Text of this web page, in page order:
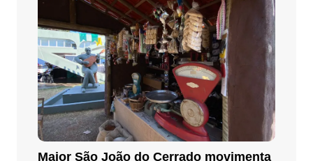
Maior São João do Cerrado movimenta